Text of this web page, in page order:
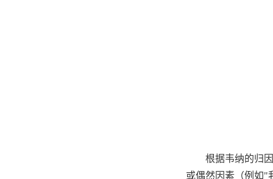
根据韦纳的归
或偶然因素（例如"